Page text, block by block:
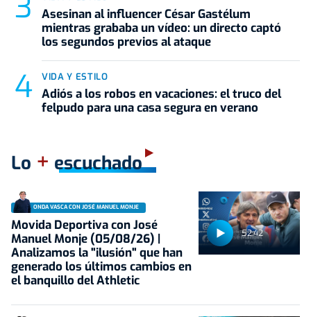
Asesinan al influencer César Gastélum
mientras grababa un vídeo: un directo captó
los segundos previos al ataque
VIDA Y ESTILO
Adiós a los robos en vacaciones: el truco del
felpudo para una casa segura en verano
Lo + escuchado
52:42
ONDA VASCA CON JOSÉ MANUEL MONJE
Movida Deportiva con José
Manuel Monje (05/08/26) |
Analizamos la "ilusión" que han
generado los últimos cambios en
el banquillo del Athletic